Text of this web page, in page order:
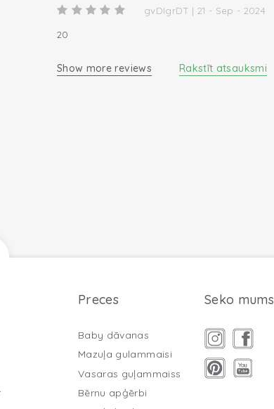
gvDIgrDT | 21 - Sep - 2024
20
Show more reviews Rakstīt atsauksmi
Preces
Baby dāvanas
Mazuļa gulammaisi
Vasaras guļammaiss
Bērnu apģērbi
Seko mums